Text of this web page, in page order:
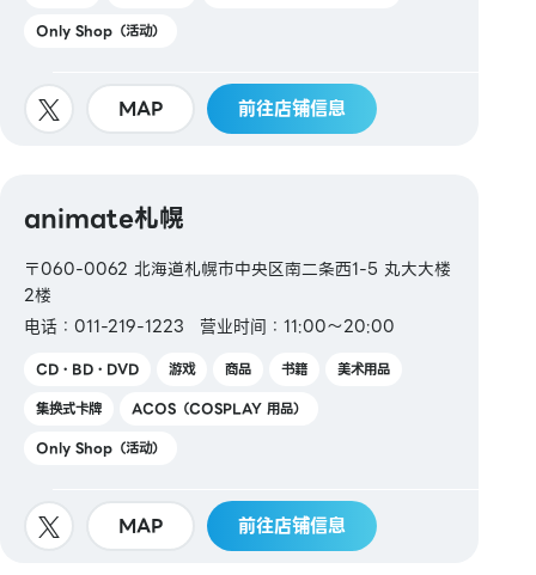
Only Shop（活动）
MAP 前往店铺信息
animate札幌
〒060-0062 北海道札幌市中央区南二条西1-5 丸大大楼
2楼
电话：011-219-1223
营业时间：11:00～20:00
CD・BD・DVD 游戏 商品 书籍
美术用品
集换式卡牌
ACOS（COSPLAY 用品）
Only Shop（活动）
MAP 前往店铺信息